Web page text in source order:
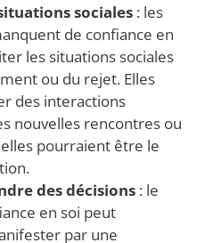
sociales : les
de confiance en
les situations sociales
ou du rejet. Elles
des interactions
nouvelles rencontres ou
pourraient être le
des décisions : le
en soi peut
par une